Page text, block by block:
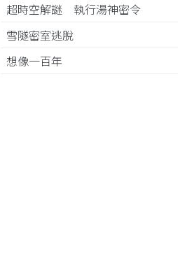
超時空解謎 執行湯神密令
雪隧密室逃脫
想像一百年